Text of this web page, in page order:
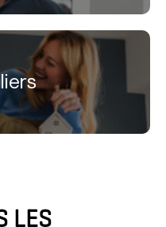
LES